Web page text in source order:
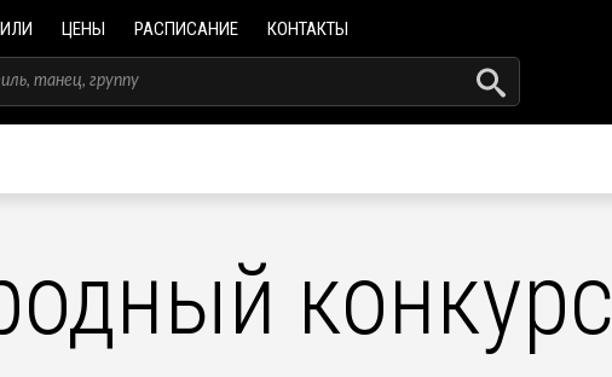
ЦЕНЫ РАСПИСАНИЕ КОНТАКТЫ
конкурс